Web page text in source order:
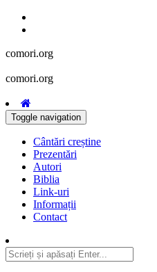
comori.org
comori.org
Toggle navigation
Cântări creștine
Prezentări
Autori
Biblia
Link-uri
Informații
Contact